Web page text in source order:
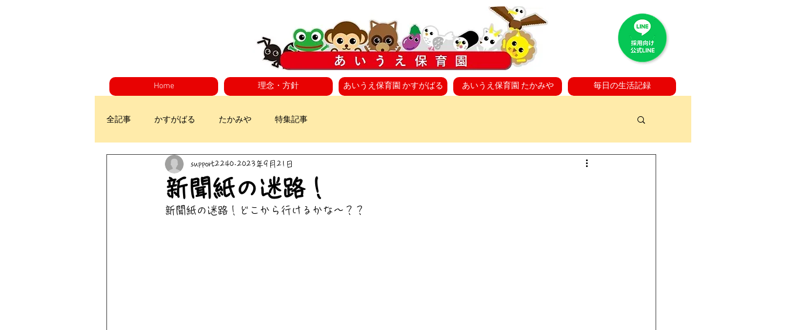
Home 理念・方針 あいうえ保育園 かすがばる あいうえ保育園 たかみや 毎日の生活記録
全記事 かすがばる たかみや 特集記事
新聞紙の迷路！
support2240 2023年9月21日
新聞紙の迷路！どこから行けるかな〜？？